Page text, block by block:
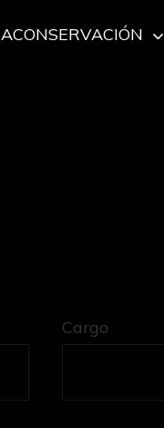
CONSERVACIÓN
Cargo